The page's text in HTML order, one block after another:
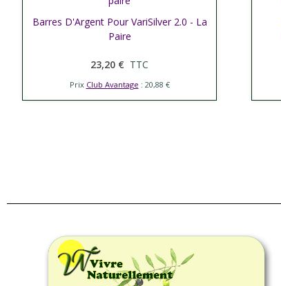
Afficher plus
Barres D'Argent Pour VariSilver 2.0 - La
Paire
23,20 € TTC
Prix Club Avantage : 20,88 €